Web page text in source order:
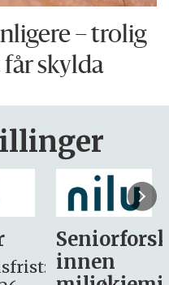
– trolig
får skylda
søker